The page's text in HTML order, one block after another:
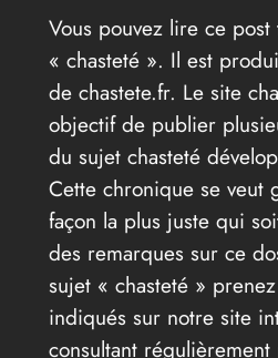
Vous pouvez lire ce
« chasteté ». Il est
de chastete.fr. Le site
objectif de publier
du sujet chasteté
Cette chronique se veut
façon la plus juste qui
des remarques sur ce
sujet « chasteté »
indiqués sur notre site
consultant